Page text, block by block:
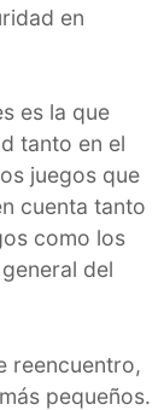
en
es la que
tanto en el
juegos que
cuenta tanto
como los
del
reencuentro,
pequeños.